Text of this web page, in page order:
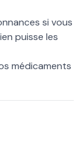
si vous
puisse les
médicaments